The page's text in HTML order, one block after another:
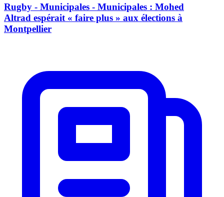
Rugby - Municipales - Municipales : Mohed
Altrad espérait « faire plus » aux élections à
Montpellier